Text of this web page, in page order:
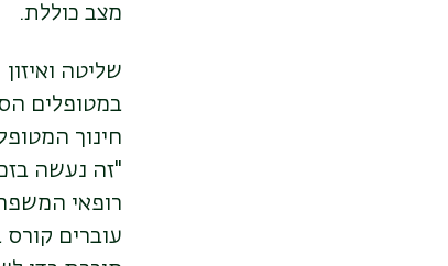
מצב כוללת.
שליטה
במטופלים
חינוך
"זה נעשה
רופאי
עוברים